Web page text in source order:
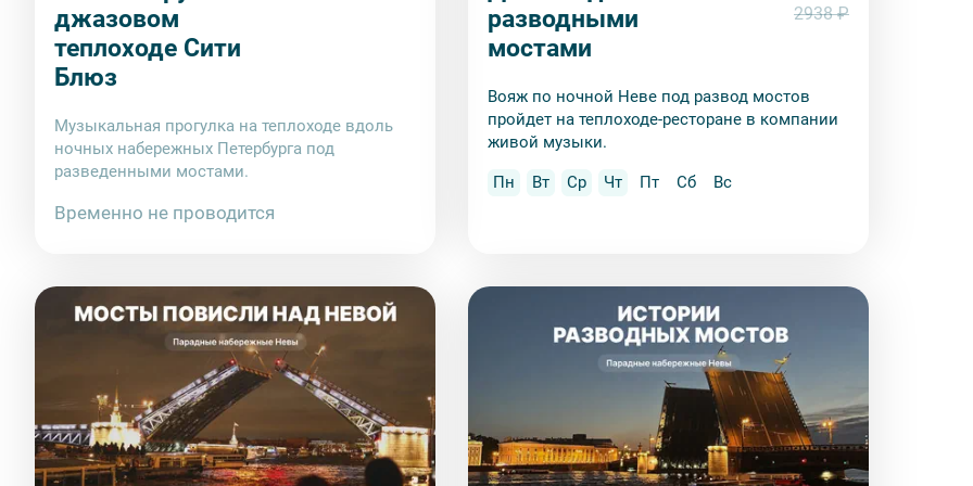
джазовом
теплоходе Сити
Блюз
Музыкальная прогулка на теплоходе вдоль
ночных набережных Петербурга под
разведенными мостами.
Временно не проводится
разводными
мостами
2938 ₽
Вояж по ночной Неве под развод мостов
пройдет на теплоходе-ресторане в компании
живой музыки.
Пн Вт Ср Чт Пт Сб Вс